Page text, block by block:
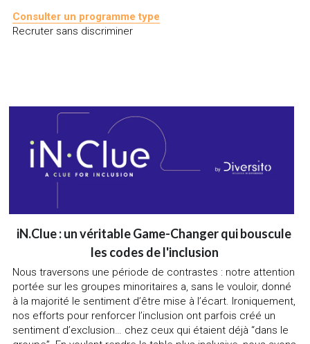
Consulter un programme type
Recruter sans discriminer
iN.Clue : un véritable Game-Changer qui bouscule
les codes de l'inclusion
Nous traversons une période de contrastes : notre attention
portée sur les groupes minoritaires a, sans le vouloir, donné
à la majorité le sentiment d’être mise à l’écart. Ironiquement,
nos efforts pour renforcer l’inclusion ont parfois créé un
sentiment d’exclusion… chez ceux qui étaient déjà “dans le